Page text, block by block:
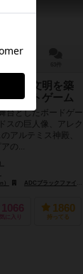
im Glück）
ある文明を築
ラフトゲーム
台としたボードゲー
スの巨人像、アレク
アルテミス神殿、
の...
ADCブラックファイア・エンターテイメント（ADC Blackfire Entertainment）
1066
気に入り
1860
持ってる